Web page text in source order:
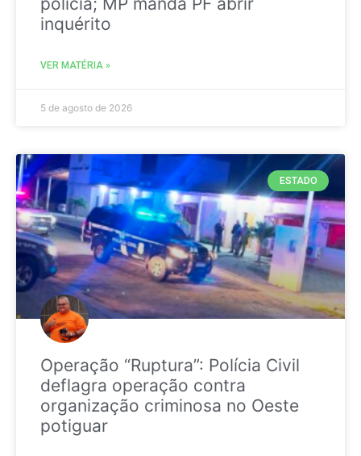
inquérito
VER MATÉRIA »
5 de agosto de 2026
ESTADO
Operação “Ruptura”: Polícia Civil
deflagra operação contra
organização criminosa no Oeste
potiguar